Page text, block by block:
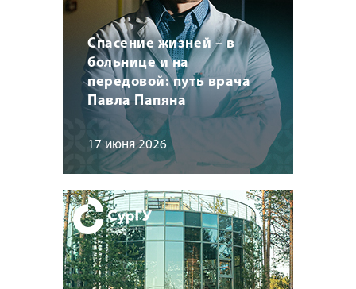
Спасение жизней – в
больнице и на
передовой: путь врача
Павла Папяна
17 июня 2026